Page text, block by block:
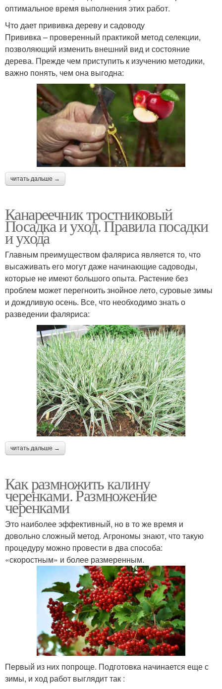
оптимальное время выполнения этих работ.
Что дает прививка дереву и садоводу
Прививка – проверенный практикой метод селекции,
позволяющий изменить внешний вид и состояние
дерева. Прежде чем приступить к изучению методики,
важно понять, чем она выгодна:
читать дальше →
Канареечник тростниковый
Посадка и уход. Правила посадки
и ухода
Главным преимуществом фаляриса является то, что
высаживать его могут даже начинающие садоводы,
которые не имеют большого опыта. Растение без
проблем может перегноить знойное лето, суровые зимы
и дождливую осень. Все, что необходимо знать о
разведении фаляриса:
читать дальше →
Как размножить калину
черенками. Размножение
черенками
Это наиболее эффективный, но в то же время и
довольно сложный метод. Агрономы знают, что такую
процедуру можно провести в два способа:
«скоростным» и более размеренным.
Первый из них попроще. Подготовка начинается еще с
зимы, и ход работ выглядит так :